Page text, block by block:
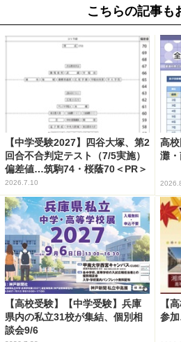
こちらの記事も
【中学受験2027】四谷大塚、第2
回合不合判定テスト（7/5実施）
偏差値…筑駒74・桜蔭70＜PR＞
2026.7.10
高
灘
【高校受験】【中学受験】兵庫
県内の私立31校が集結、個別相
談会9/6
【
参